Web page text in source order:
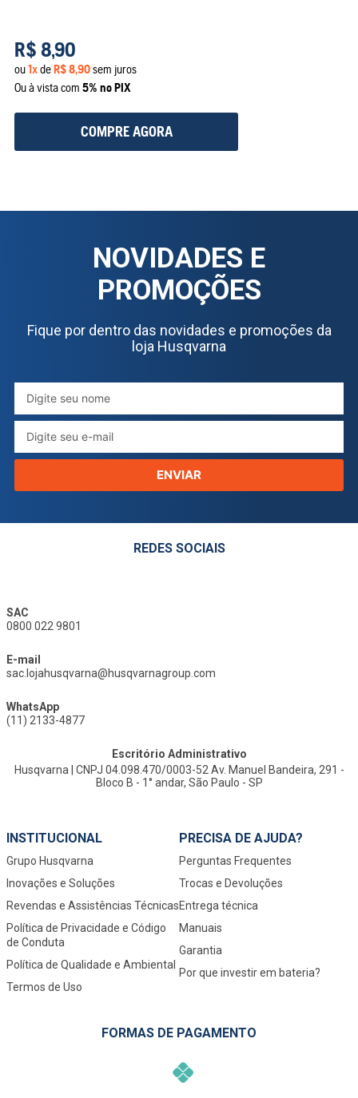
R$ 8,90
ou1xdeR$8,90sem juros
Ou à vista com 5% no PIX
COMPRE AGORA
NOVIDADES E
PROMOÇÕES
Fique por dentro das novidades e promoções da
loja Husqvarna
ENVIAR
REDES SOCIAIS
SAC
0800 022 9801
E-mail
sac.lojahusqvarna@husqvarnagroup.com
WhatsApp
(11) 2133-4877
Escritório Administrativo
Husqvarna | CNPJ 04.098.470/0003-52 Av. Manuel Bandeira, 291 -
Bloco B - 1° andar, São Paulo - SP
INSTITUCIONAL
Grupo Husqvarna
Inovações e Soluções
Revendas e Assistências Técnicas
Política de Privacidade e Código
de Conduta
Política de Qualidade e Ambiental
Termos de Uso
PRECISA DE AJUDA?
Perguntas Frequentes
Trocas e Devoluções
Entrega técnica
Manuais
Garantia
Por que investir em bateria?
FORMAS DE PAGAMENTO